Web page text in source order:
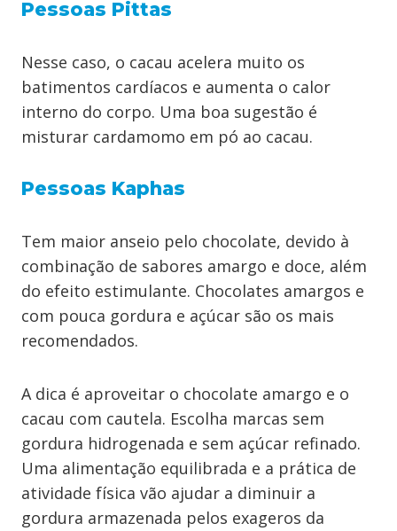
Pessoas Pittas
Nesse caso, o cacau acelera muito os
batimentos cardíacos e aumenta o calor
interno do corpo. Uma boa sugestão é
misturar cardamomo em pó ao cacau.
Pessoas Kaphas
Tem maior anseio pelo chocolate, devido à
combinação de sabores amargo e doce, além
do efeito estimulante. Chocolates amargos e
com pouca gordura e açúcar são os mais
recomendados.
A dica é aproveitar o chocolate amargo e o
cacau com cautela. Escolha marcas sem
gordura hidrogenada e sem açúcar refinado.
Uma alimentação equilibrada e a prática de
atividade física vão ajudar a diminuir a
gordura armazenada pelos exageros da